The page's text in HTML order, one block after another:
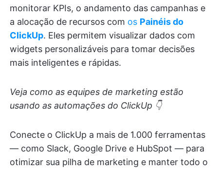
monitorar KPIs, o andamento das campanhas e
a alocação de recursos com os Painéis do
ClickUp. Eles permitem visualizar dados com
widgets personalizáveis para tomar decisões
mais inteligentes e rápidas.
Veja como as equipes de marketing estão
usando as automações do ClickUp 👇
Conecte o ClickUp a mais de 1.000 ferramentas
— como Slack, Google Drive e HubSpot — para
otimizar sua pilha de marketing e manter todo o